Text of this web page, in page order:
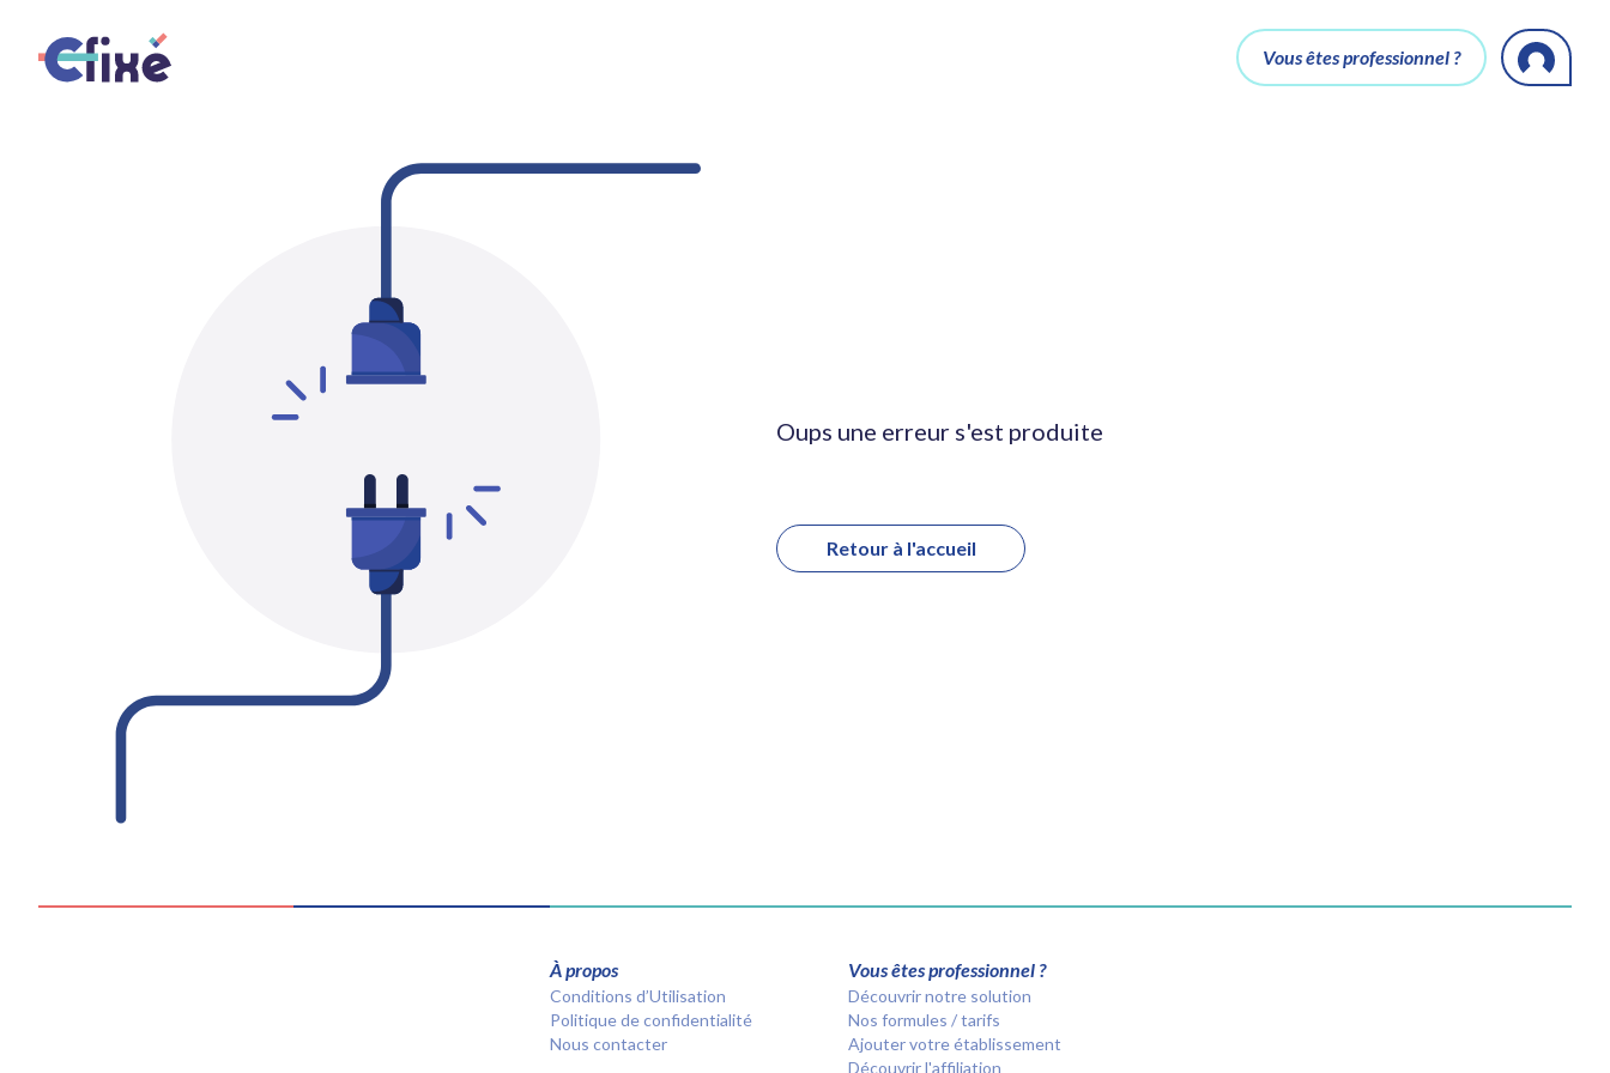
Vous êtes professionnel ?
Oups une erreur s'est produite
Retour à l'accueil
À propos
Conditions d’Utilisation
Politique de confidentialité
Nous contacter
Vous êtes professionnel ?
Découvrir notre solution
Nos formules / tarifs
Ajouter votre établissement
Découvrir l'affiliation